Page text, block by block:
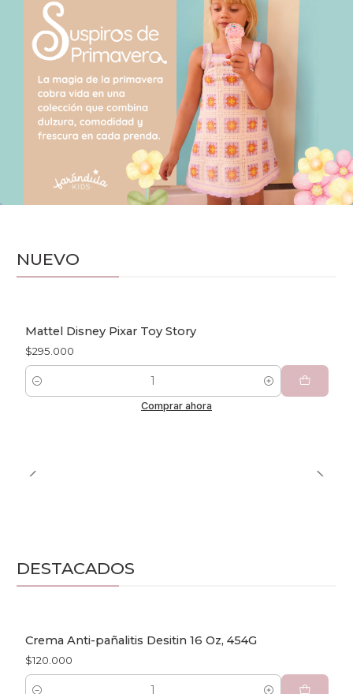
NUEVO
Mattel Disney Pixar Toy Story
$295.000
Cantidad
Comprar ahora
DESTACADOS
Crema Anti-pañalitis Desitin 16 Oz, 454G
$120.000